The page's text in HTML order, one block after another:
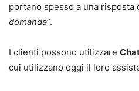
portano spesso a una risposta
domanda”.
I clienti possono utilizzare
cui utilizzano oggi il loro